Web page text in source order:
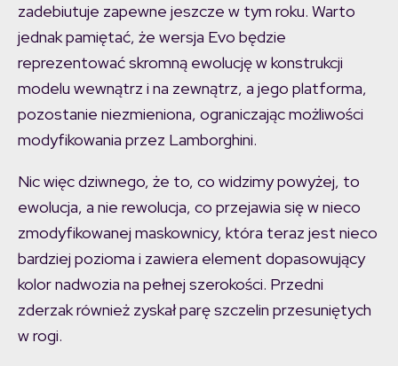
zadebiutuje zapewne jeszcze w tym roku. Warto
jednak pamiętać, że wersja Evo będzie
reprezentować skromną ewolucję w konstrukcji
modelu wewnątrz i na zewnątrz, a jego platforma,
pozostanie niezmieniona, ograniczając możliwości
modyfikowania przez Lamborghini.
Nic więc dziwnego, że to, co widzimy powyżej, to
ewolucja, a nie rewolucja, co przejawia się w nieco
zmodyfikowanej maskownicy, która teraz jest nieco
bardziej pozioma i zawiera element dopasowujący
kolor nadwozia na pełnej szerokości. Przedni
zderzak również zyskał parę szczelin przesuniętych
w rogi.